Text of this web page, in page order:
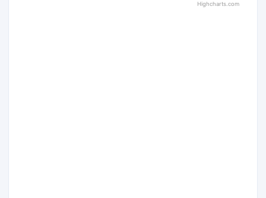
Highcharts.com